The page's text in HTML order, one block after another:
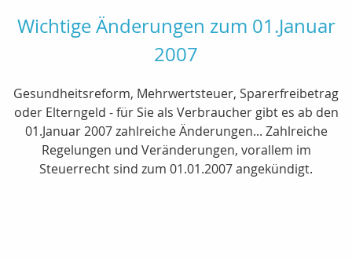
Wichtige Änderungen zum 01.Januar
2007
Gesundheitsreform, Mehrwertsteuer, Sparerfreibetrag
oder Elterngeld - für Sie als Verbraucher gibt es ab den
01.Januar 2007 zahlreiche Änderungen... Zahlreiche
Regelungen und Veränderungen, vorallem im
Steuerrecht sind zum 01.01.2007 angekündigt.